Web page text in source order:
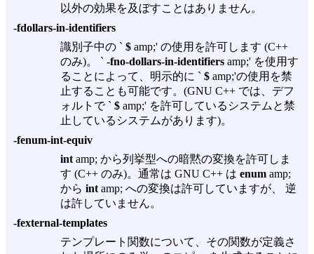
以外の効果を及ぼすことはありません。
-fdollars-in-identifiers
識別子中の ` $ amp;' の使用を許可します (C++
のみ)。 ` -fno-dollars-in-identifiers amp;' を使用す
ることによって、明示的に ` $ amp;'の使用を禁
止することも可能です。(GNU C++ では、デフ
ォルトで ` $ amp;' を許可しているシステムと禁
止しているシステムがあります)。
-fenum-int-equiv
int amp; から列挙型への暗黙の変換を許可しま
す (C++ のみ)。通常は GNU C++ は enum amp;
から int amp; への変換は許可していますが、 逆
は許していません。
-fexternal-templates
テンプレート関数について、その関数が定義さ